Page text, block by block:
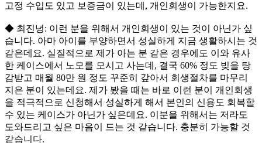
고정 수입도 있고 보증금이 있는데, 개인회생이 가능한지요.
◆ 최진녕: 이런 분을 위해서 개인회생이 있는 것이 아닌가 싶
습니다. 아마 아이를 부양하면서 성실하게 지금 생활하시는 것
같은데요. 실질적으로 제가 아는 분 같은 경우에도 이와 유사
한 케이스에서 노모를 모시고 사는데, 결국 60% 정도 빚을 탕
감받고 매월 80만 원 정도 꾸준히 갚아서 회생절차를 마무리
지은 분이 있는데요. 제가 봤을 때는 바로 이런 분이 개인회생
을 적극적으로 신청해서 성실하게 해서 본인의 신용도 회복할
수 있는 케이스가 아닌가 싶은데요. 이분을 위해서는 저라도
도와드리고 싶은 마음이 드는 것 같습니다. 충분히 가능할 것
같습니다.